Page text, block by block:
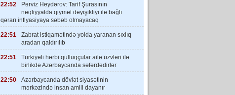
22:52
Pərviz Heydərov: Tarif Şurasının
nəqliyyatda qiymət dəyişikliyi ilə bağlı
qərarı inflyasiyaya səbəb olmayacaq
22:51
Zabrat istiqamətində yolda yaranan sıxlıq
aradan qaldırılıb
22:51
Türkiyəli hərbi qulluqçular ailə üzvləri ilə
birlikdə Azərbaycanda səfərdədirlər
22:50
Azərbaycanda dövlət siyasətinin
mərkəzində insan amili dayanır